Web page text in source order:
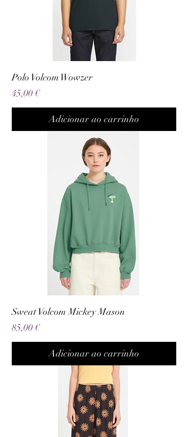
Polo Volcom Wowzer
Preço
45,00 €
Adicionar ao carrinho
Sweat Volcom Mickey Mason
Preço
85,00 €
Adicionar ao carrinho